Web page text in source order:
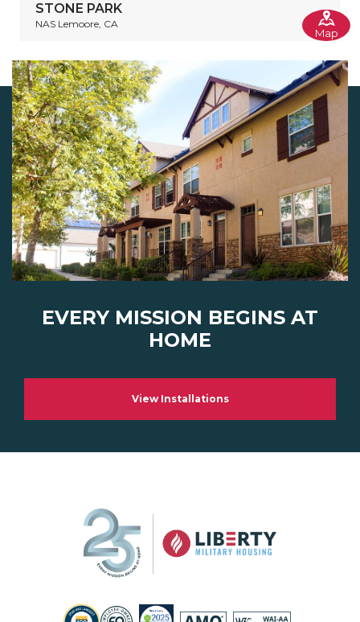
Map
STONE PARK
NAS Lemoore, CA
EVERY MISSION BEGINS AT
HOME
View Installations